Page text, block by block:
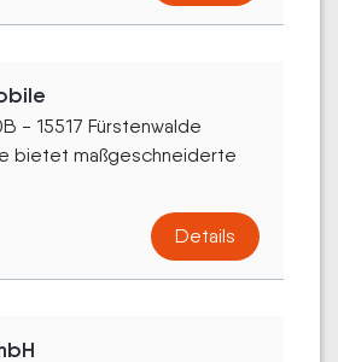
- 15517 Fürstenwalde
bietet maßgeschneiderte
Details